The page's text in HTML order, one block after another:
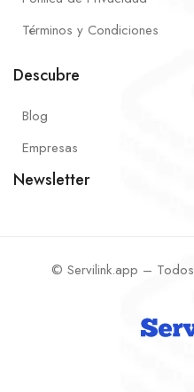
Términos y Condiciones
Descubre
Blog
Empresas
Newsletter
© Servilink.app –